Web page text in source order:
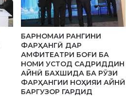
БАРНОМАИ РАНГИНИ
ФАРҲАНГӢ ДАР
АМФИТЕАТРИ БОҒИ БА
НОМИ УСТОД САДРИДДИН
АЙНӢ БАХШИДА БА РӮЗИ
ФАРҲАНГИИ НОҲИЯИ АЙНӢ
БАРГУЗОР ГАРДИД